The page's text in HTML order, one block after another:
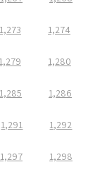
1,273 1,274
1,279 1,280
1,285 1,286
1,291 1,292
1,297 1,298